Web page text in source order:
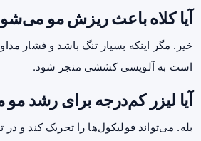
آیا کلاه باعث ریزش مو
خیر. مگر اینکه بسیار تنگ باشد و فشار
است به آلوپسی کششی منجر شود.
آیا لیزر کم‌درجه برای رشد
بله. می‌تواند فولیکول‌ها را تحریک کند و در